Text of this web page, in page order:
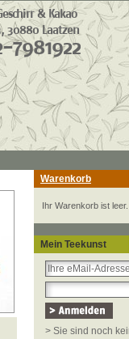
Warenkorb
Ihr Warenkorb ist leer.
Mein Teekunst
> Sie sind noch